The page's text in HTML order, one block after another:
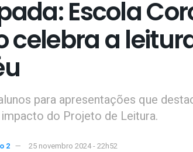
Escola
celebra a
para apresentações que
do Projeto de Leitura.
2
25 novembro 2024 - 22h52